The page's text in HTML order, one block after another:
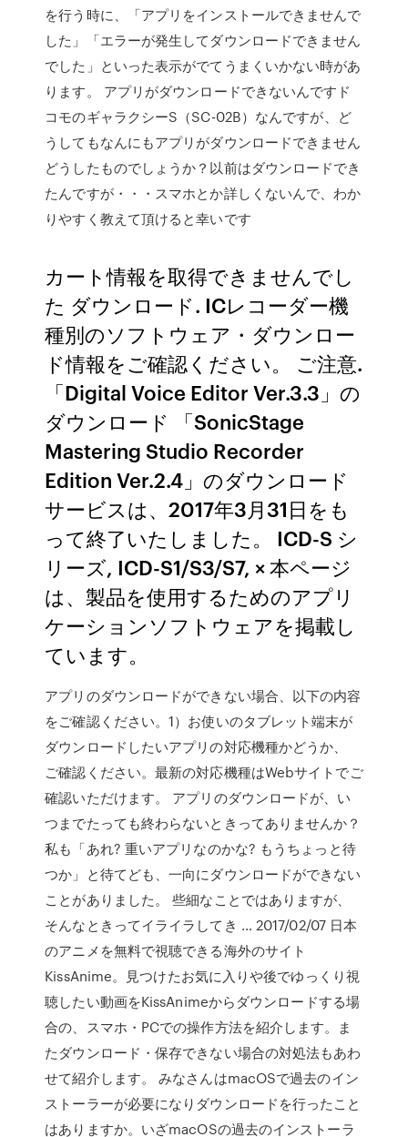
を行う時に、「アプリをインストールできませんで
した」「エラーが発生してダウンロードできません
でした」といった表示がでてうまくいかない時があ
ります。 アプリがダウンロードできないんですド
コモのギャラクシーS（SC-02B）なんですが、ど
うしてもなんにもアプリがダウンロードできません
どうしたものでしょうか？以前はダウンロードでき
たんですが・・・スマホとか詳しくないんで、わか
りやすく教えて頂けると幸いです
カート情報を取得できませんでし
た ダウンロード. ICレコーダー機
種別のソフトウェア・ダウンロー
ド情報をご確認ください。 ご注意.
「Digital Voice Editor Ver.3.3」の
ダウンロード 「SonicStage
Mastering Studio Recorder
Edition Ver.2.4」のダウンロード
サービスは、2017年3月31日をも
って終了いたしました。 ICD-S シ
リーズ, ICD-S1/S3/S7, × 本ページ
は、製品を使用するためのアプリ
ケーションソフトウェアを掲載し
ています。
アプリのダウンロードができない場合、以下の内容
をご確認ください。1）お使いのタブレット端末が
ダウンロードしたいアプリの対応機種かどうか、
ご確認ください。最新の対応機種はWebサイトでご
確認いただけます。 アプリのダウンロードが、い
つまでたっても終わらないときってありませんか？
私も「あれ? 重いアプリなのかな? もうちょっと待
つか」と待てども、一向にダウンロードができない
ことがありました。 些細なことではありますが、
そんなときってイライラしてき … 2017/02/07 日本
のアニメを無料で視聴できる海外のサイト
KissAnime。見つけたお気に入りや後でゆっくり視
聴したい動画をKissAnimeからダウンロードする場
合の、スマホ・PCでの操作方法を紹介します。ま
たダウンロード・保存できない場合の対処法もあわ
せて紹介します。 みなさんはmacOSで過去のイン
ストーラーが必要になりダウンロードを行ったこと
はありますか。いざmacOSの過去のインストーラ